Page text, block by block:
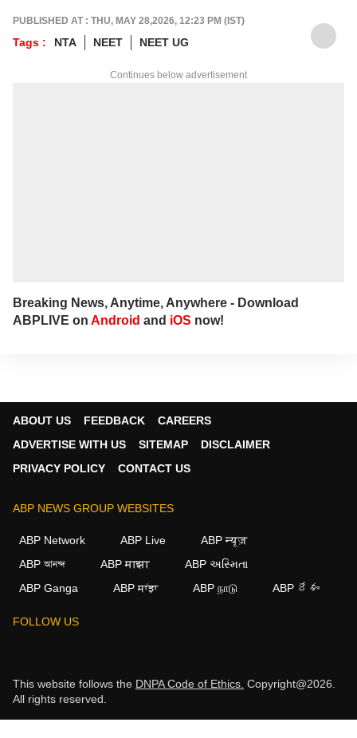
industry and joined Journalism with utmost
enthusiasm. She has been working in Tamil
media for the past 11 years. Her areas of
PUBLISHED AT : THU, MAY 28,2026, 12:23 PM (IST)
Tags : NTA NEET NEET UG
Continues below advertisement
Breaking News, Anytime, Anywhere - Download
ABPLIVE on Android and iOS now!
ABOUT US FEEDBACK
CAREERS
ADVERTISE WITH US
SITEMAP
DISCLAIMER
PRIVACY POLICY
CONTACT US
ABP NEWS GROUP WEBSITES
ABP Network ABP Live
ABP न्यूज़
ABP আনন্দ
ABP माझा
ABP અસ્મિતા
ABP Ganga
ABP ਸਾਂਝਾ ABP நாடு ABP దేశం
FOLLOW US
This website follows the DNPA Code of Ethics. Copyright@2026.
All rights reserved.